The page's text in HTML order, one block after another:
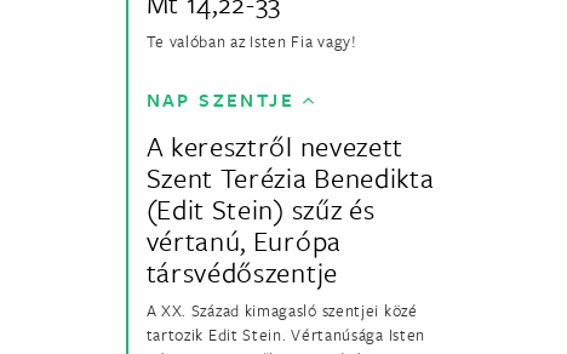
Te valóban az Isten Fia vagy!
NAP SZENTJE
A keresztről nevezett
Szent Terézia Benedikta
(Edit Stein) szűz és
vértanú, Európa
társvédőszentje
A XX. Század kimagasló szentjei közé
tartozik Edit Stein. Vértanúsága Isten